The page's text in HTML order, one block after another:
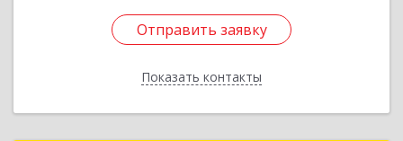
Отправить заявку
Показать контакты
Отправить заявку
Назад